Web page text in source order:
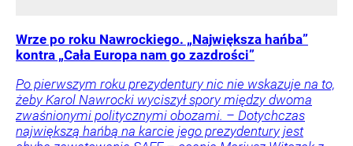
Wrze po roku Nawrockiego. „Największa hańba”
kontra „Cała Europa nam go zazdrości”
Po pierwszym roku prezydentury nic nie wskazuje na to,
żeby Karol Nawrocki wyciszył spory między dwoma
zwaśnionymi politycznymi obozami. – Dotychczas
największą hańbą na karcie jego prezydentury jest